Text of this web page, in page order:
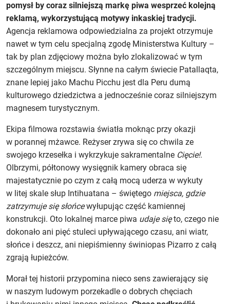
pomysł by coraz silniejszą markę piwa wesprzeć kolejną
reklamą, wykorzystującą motywy inkaskiej tradycji.
Agencja reklamowa odpowiedzialna za projekt otrzymuje
nawet w tym celu specjalną zgodę Ministerstwa Kultury –
tak by plan zdjęciowy można było zlokalizować w tym
szczególnym miejscu. Słynne na całym świecie Patallaqta,
znane lepiej jako Machu Picchu jest dla Peru dumą
kulturowego dziedzictwa a jednocześnie coraz silniejszym
magnesem turystycznym.
Ekipa filmowa rozstawia światła moknąc przy okazji
w porannej mżawce. Reżyser zrywa się co chwila ze
swojego krzesełka i wykrzykuje sakramentalne Cięcie!.
Olbrzymi, półtonowy wysięgnik kamery obraca się
majestatycznie po czym z całą mocą uderza w wykuty
w litej skale słup Intihuatana – świętego miejsca, gdzie
zatrzymuje się słońcewyłupując część kamiennej
konstrukcji. Oto lokalnej marce piwa udaje sięto, czego nie
dokonało ani pięć stuleci upływającego czasu, ani wiatr,
słońce i deszcz, ani niepiśmienny świniopas Pizarro z całą
zgrają łupieżców.
Morał tej historii przypomina nieco sens zawierający się
w naszym ludowym porzekadle o dobrych chęciach